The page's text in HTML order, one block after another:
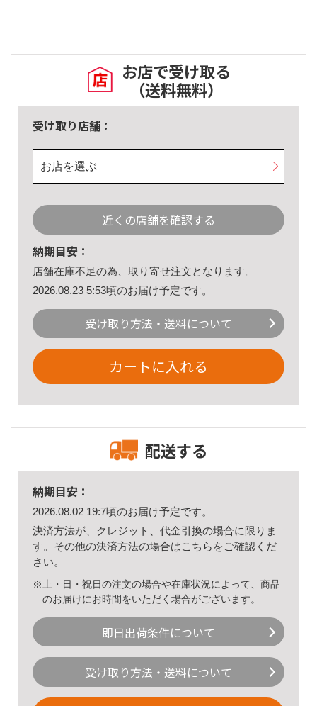
お店で受け取る
（送料無料）
受け取り店舗：
お店を選ぶ
近くの店舗を確認する
納期目安：
店舗在庫不足の為、取り寄せ注文となります。
2026.08.23 5:53頃のお届け予定です。
受け取り方法・送料について
カートに入れる
配送する
納期目安：
2026.08.02 19:7頃のお届け予定です。
決済方法が、クレジット、代金引換の場合に限りま
す。その他の決済方法の場合はこちら をご確認くだ
さい。
※土・日・祝日の注文の場合や在庫状況によって、商品
のお届けにお時間をいただく場合がございます。
即日出荷条件について
受け取り方法・送料について